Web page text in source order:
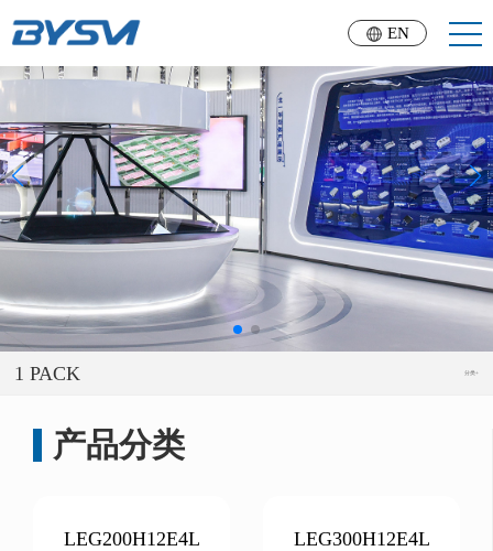
EN
1 PACK 分类+
产品分类
LEG200H12E4L LEG300H12E4L